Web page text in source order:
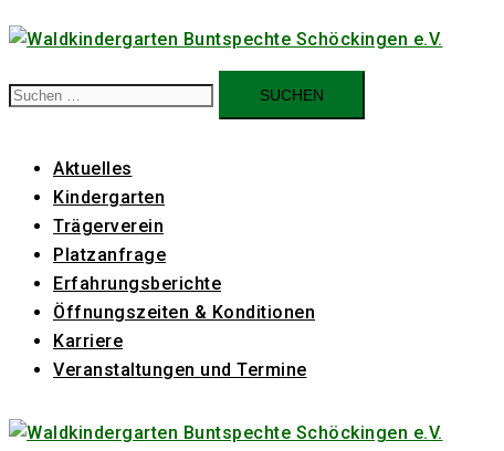
Zum
Inhalt
springen
Suchen
nach:
Aktuelles
Kindergarten
Trägerverein
Platzanfrage
Erfahrungsberichte
Öffnungszeiten & Konditionen
Karriere
Veranstaltungen und Termine